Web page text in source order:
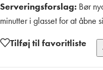
Serveringsforslag: Bør
minutter i glasset for at åbne
Tilføj til favoritliste